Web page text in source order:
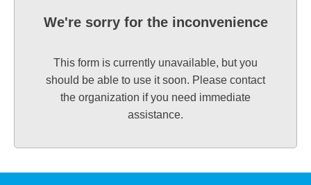
We're sorry for the inconvenience
This form is currently unavailable, but you
should be able to use it soon. Please contact
the organization if you need immediate
assistance.